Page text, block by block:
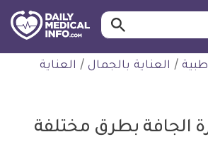
طبية
ابحث…
/ العناية بالجمال / العناية
الجافة بطرق مختلفة